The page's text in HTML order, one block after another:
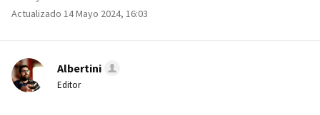
Actualizado 14 Mayo 2024, 16:03
Albertini
Editor